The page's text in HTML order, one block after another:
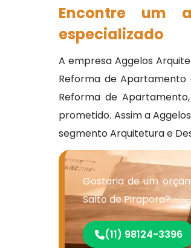
Encontre um
especializado
A empresa Aggelos
Reforma de Apartamento
Reforma de
prometido. Assim a
segmento Arquitetura e
Gostaria de um
Salto de Pirapora?
(11) 98124-3396